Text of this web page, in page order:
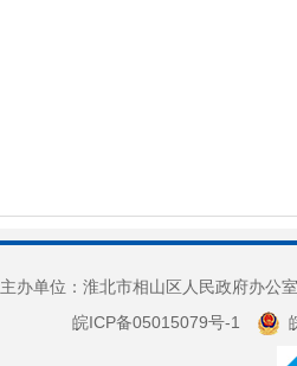
主办单位：淮北市相山区人民政府办
皖ICP备05015079号-1